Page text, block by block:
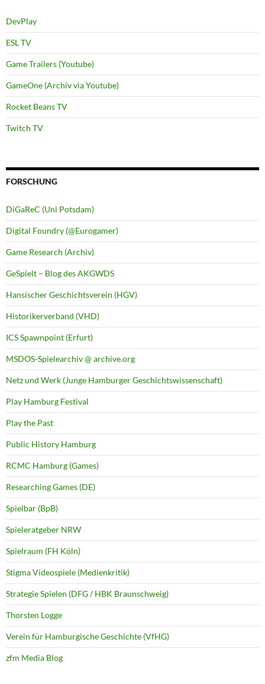
DevPlay
ESL TV
Game Trailers (Youtube)
GameOne (Archiv via Youtube)
Rocket Beans TV
Twitch TV
FORSCHUNG
DiGaReC (Uni Potsdam)
Digital Foundry (@Eurogamer)
Game Research (Archiv)
GeSpielt – Blog des AKGWDS
Hansischer Geschichtsverein (HGV)
Historikerverband (VHD)
ICS Spawnpoint (Erfurt)
MSDOS-Spielearchiv @ archive.org
Netz und Werk (Junge Hamburger Geschichtswissenschaft)
Play Hamburg Festival
Play the Past
Public History Hamburg
RCMC Hamburg (Games)
Researching Games (DE)
Spielbar (BpB)
Spieleratgeber NRW
Spielraum (FH Köln)
Stigma Videospiele (Medienkritik)
Strategie Spielen (DFG / HBK Braunschweig)
Thorsten Logge
Verein für Hamburgische Geschichte (VfHG)
zfm Media Blog